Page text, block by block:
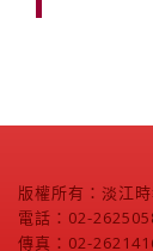
版權所有：淡江
電話：02-
傳真：02-